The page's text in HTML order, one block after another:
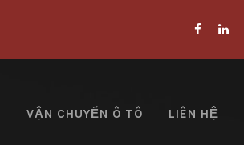
VẬN CHUYỂN Ô TÔ LIÊN HỆ